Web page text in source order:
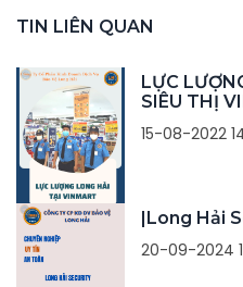
TIN LIÊN QUAN
LỰC
SIÊU THỊ
15-08-2022
|Long Hải
20-09-2024